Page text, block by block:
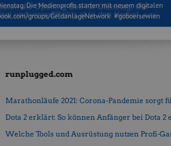
Die Medienprofis starten mit neuem digitalen
groups/GeldanlageNetwork #goboersewien
runplugged.com
Marathonläufe 2021: Corona-Pandemie sorgt
Dota 2 erklärt: So können Anfänger bei Dota 2
Welche Tools und Ausrüstung nutzen Profi-